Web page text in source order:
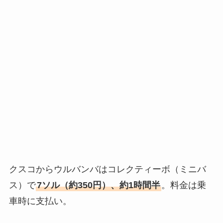
クスコからウルバンバはコレクティーボ（ミニバ
ス）で7ソル（約350円）、約1時間半。料金は乗
車時に支払い。